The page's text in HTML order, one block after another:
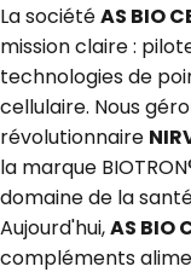
La sociétéAS BIO
mission claire :
technologies de
cellulaire. Nous
révolutionnaire
la marque
domaine de la
Aujourd'hui,AS BIO
compléments